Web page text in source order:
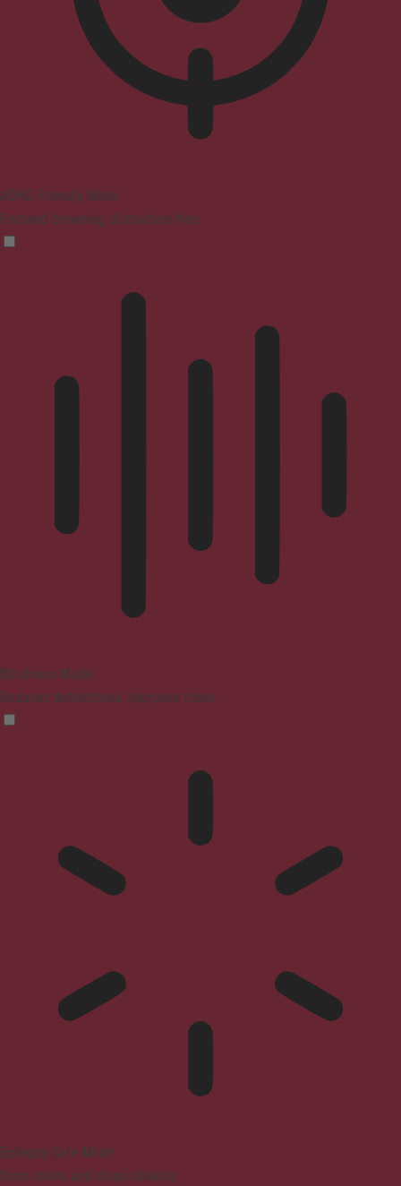
ADHD Friendly Mode
Focused browsing, distraction-free
Blindness Mode
Reduces distractions, improves focus
Epilepsy Safe Mode
Dims colors and stops blinking